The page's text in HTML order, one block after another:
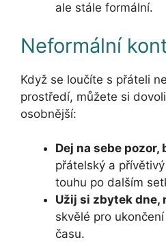
ale stále formální.
Neformální
Když se loučíte s přáteli
prostředí, můžete si
osobnější:
Dej na sebe
přátelský a
touhu po dalším
Užij si zbytek dne,
skvělé pro
času.